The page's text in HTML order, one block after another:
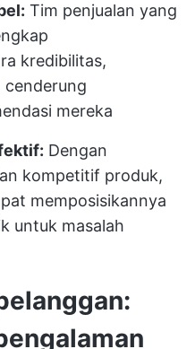
Tim penjualan yang
kredibilitas,
cenderung
mereka
Dengan
kompetitif produk,
memposisikannya
untuk masalah